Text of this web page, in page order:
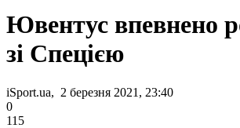
Ювентус впевнено
зі Спецією
iSport.ua, 2 березня 2021, 23:40
0
115